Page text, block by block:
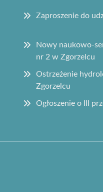
Zaproszenie do
Nowy naukowo-
nr 2 w Zgorzelcu
Ostrzeżenie
Zgorzelcu
Ogłoszenie o III